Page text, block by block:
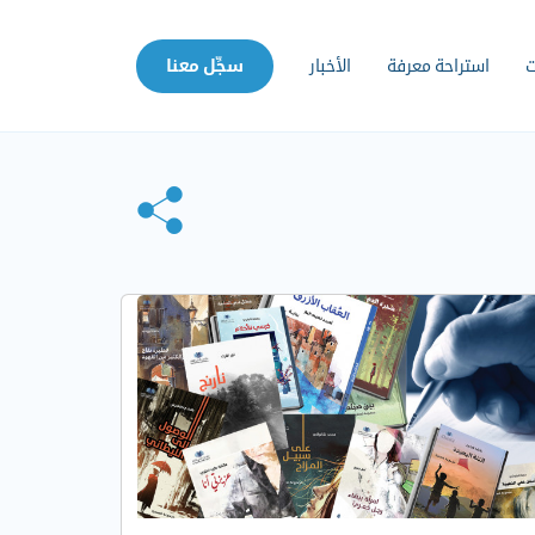
استراحة معرفة الأخبار سجِّل معنا